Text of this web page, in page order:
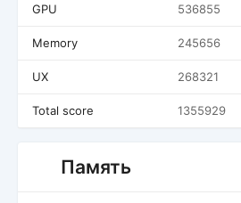
GPU 536855
Memory 245656
UX 268321
Total score 1355929
Память